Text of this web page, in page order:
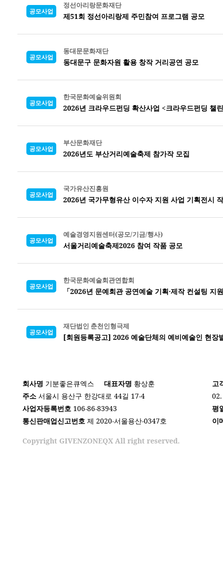
공모사업
정선아리랑문화재단
제51회 정선아리랑제 주민참여 프로그램 공모
공모사업
동대문문화재단
동대문구 문화자원 활용 창작 거리공연 공모
공모사업
한국문화예술위원회
2026년 크라우드펀딩 확산사업 <크라우드펀딩 챌
공모사업
부산문화재단
2026년도 부산거리예술축제 참가작 모집
공모사업
국가유산진흥원
2026년 국가무형유산 이수자 지원 사업 기획전시
공모사업
예술경영지원센터(공모/기금/행사)
서울거리예술축제2026 참여 작품 공모
공모사업
한국문화예술회관연합회
「2026년 문예회관 공연예술 기획·제작 컨설팅
공모사업
재단법인 춘천인형극제
[회원등록공고] 2026 예술단체의 예비예술인 현
회사명 기분좋은큐엑스 대표자명 황상훈
주소 서울시 용산구 한강대로 44길 17-4
사업자등록번호 106-86-83943
통신판매업신고번호 제 2020-서울용산-0347호
Copyright GIVENZONEQX All right reserved.
고
평
이